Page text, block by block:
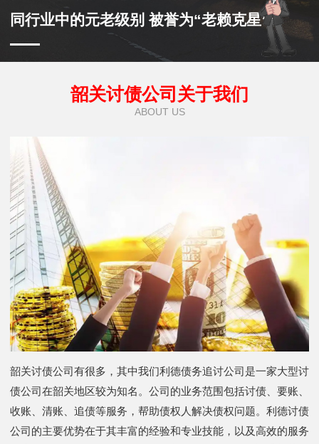
同行业中的元老级别 被誉为“老赖克星”
韶关讨债公司关于我们
ABOUT US
韶关讨债公司有很多，其中我们利德债务追讨公司是一家大型讨
债公司在韶关地区较为知名。公司的业务范围包括讨债、要账、
收账、清账、追债等服务，帮助债权人解决债权问题。利德讨债
公司的主要优势在于其丰富的经验和专业技能，以及高效的服务